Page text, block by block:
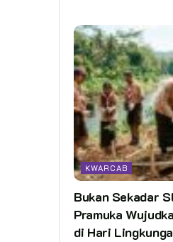
KWARCAB
Bukan Sekadar
Pramuka
di Hari